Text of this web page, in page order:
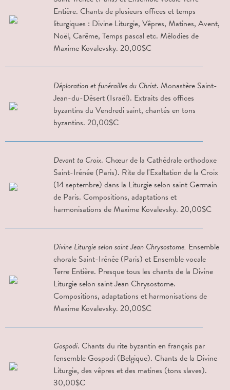
Entière. Chants de plusieurs offices et temps
liturgiques : Divine Liturgie, Vêpres, Matines, Avent,
Noël, Carême, Temps pascal etc. Mélodies de
Maxime Kovalevsky. 20,00$C
Déploration et funérailles du Christ. Monastère Saint-
Jean-du-Désert (Israël). Extraits des offices
byzantins du Vendredi saint, chantés en tons
byzantins. 20,00$C
Devant ta Croix. Chœur de la Cathédrale orthodoxe
Saint-Irénée (Paris). Rite de l'Exaltation de la Croix
(14 septembre) dans la Liturgie selon saint Germain
de Paris. Compositions, adaptations et
harmonisations de Maxime Kovalevsky. 20,00$C
Divine Liturgie selon saint Jean Chrysostome. Ensemble
chorale Saint-Irénée (Paris) et Ensemble vocale
Terre Entière. Presque tous les chants de la Divine
Liturgie selon saint Jean Chrysostome.
Compositions, adaptations et harmonisations de
Maxime Kovalevsky. 20,00$C
Gospodi. Chants du rite byzantin en français par
l'ensemble Gospodi (Belgique). Chants de la Divine
Liturgie, des vêpres et des matines (tons slaves).
30,00$C